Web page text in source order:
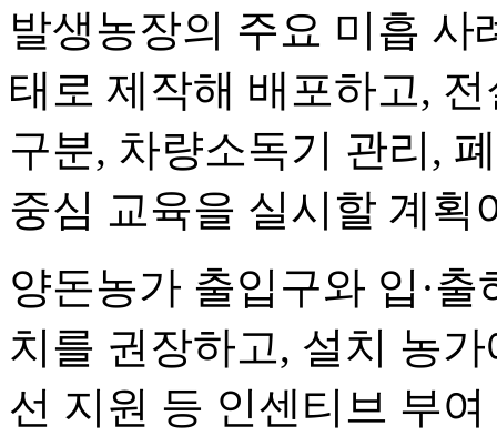
발생농장의 주요 미흡
태로 제작해 배포하고,
구분, 차량소독기 관리,
중심 교육을 실시할 계획
양돈농가 출입구와 입·
치를 권장하고, 설치 농
선 지원 등 인센티브 부